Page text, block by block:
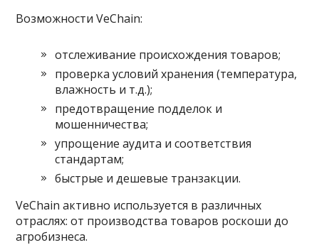
Возможности VeChain:
отслеживание происхождения товаров;
проверка условий хранения (температура,
влажность и т.д.);
предотвращение подделок и
мошенничества;
упрощение аудита и соответствия
стандартам;
быстрые и дешевые транзакции.
VeChain активно используется в различных
отраслях: от производства товаров роскоши до
агробизнеса.